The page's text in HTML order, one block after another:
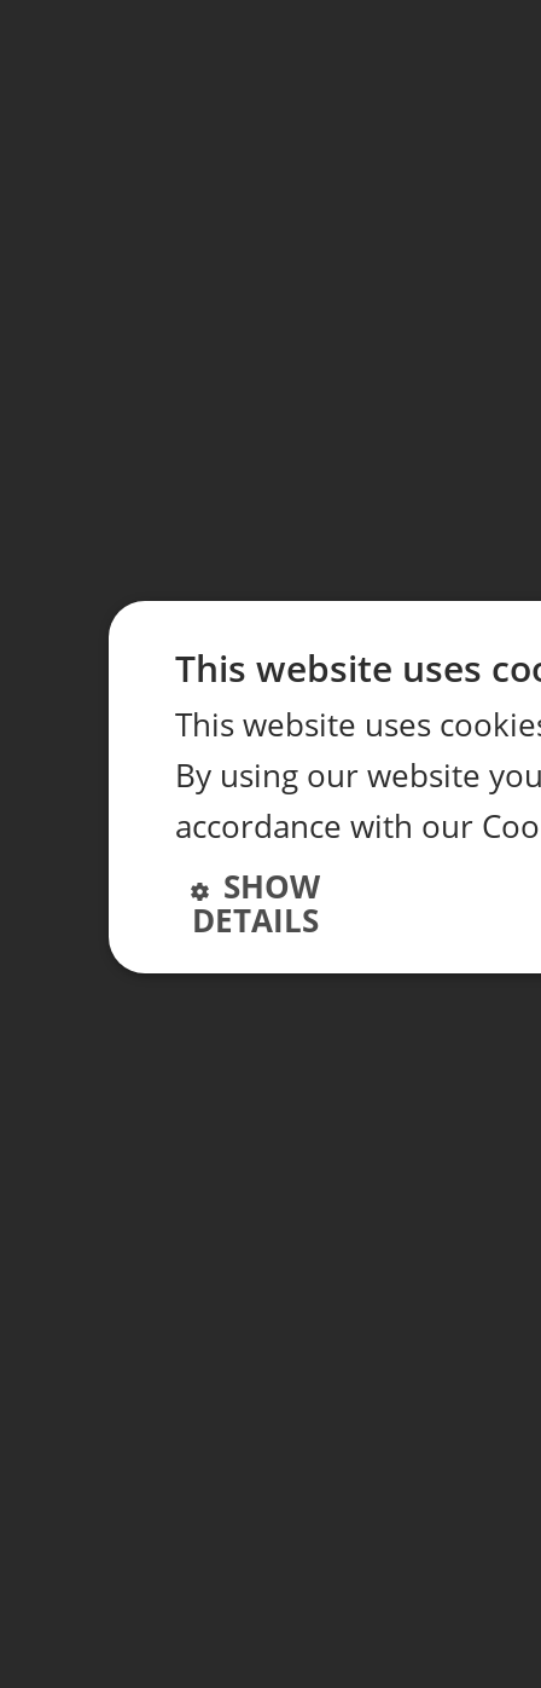
This website uses
This website uses
By using our website
accordance with our
SHOW
DETAILS